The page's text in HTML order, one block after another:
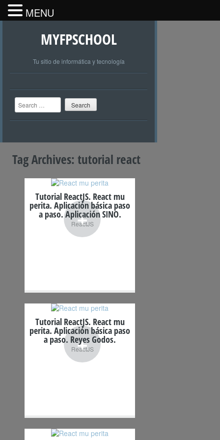
MYFPSCHOOL
Tu sitio de informática y tecnología
Search
Tag Archives: tutorial react
+
Tutorial ReactJS. React mu
perita. Aplicación básica paso
a paso. Aplicación SINO.
ReactJS
+
Tutorial ReactJS. React mu
perita. Aplicación básica paso
a paso. Reyes Godos.
ReactJS
MENU